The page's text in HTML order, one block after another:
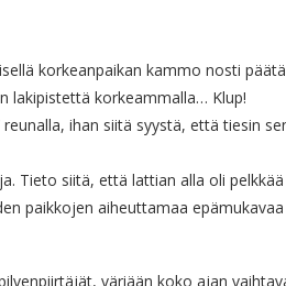
korkeanpaikan kammo nosti
lakipistettä korkeammalla… Klup!
ihan siitä syystä, että tiesin
Tieto siitä, että lattian alla oli
paikkojen aiheuttamaa
väriään koko ajan